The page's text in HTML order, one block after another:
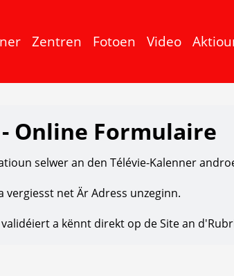
Zentren Fotoen Video
Online Formulaire
selwer an den Télévie-Kalenner
vergiesst net Är Adress unzeginn.
a kënnt direkt op de Site an